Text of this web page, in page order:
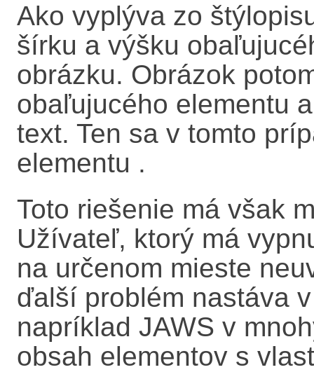
Ako vyplýva zo
šírku a výšku
obrázku. Obrázok
obaľujucého elementu
text. Ten sa v tomto
elementu .
Toto riešenie má však
Užívateľ, ktorý má
na určenom mieste
ďalší problém nastáva
napríklad JAWS v
obsah elementov s